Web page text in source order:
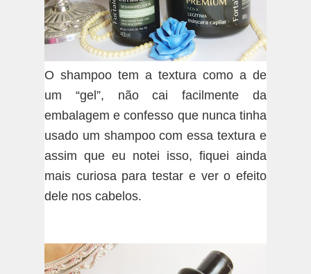
O shampoo tem a textura como a de
um “gel”, não cai facilmente da
embalagem e confesso que nunca tinha
usado um shampoo com essa textura e
assim que eu notei isso, fiquei ainda
mais curiosa para testar e ver o efeito
dele nos cabelos.